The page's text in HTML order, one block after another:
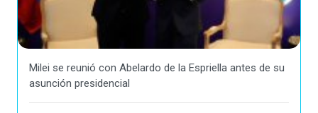
Milei se reunió con Abelardo de la Espriella antes de su
asunción presidencial